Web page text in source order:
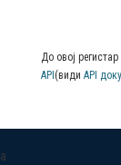
До овој
API (види API
a